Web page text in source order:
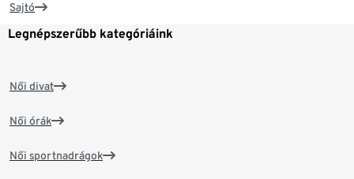
Sajtó
Legnépszerűbb kategóriáink
Női divat
Női órák
Női sportnadrágok